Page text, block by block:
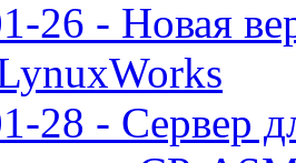
26 - Новая
28 - Сервер